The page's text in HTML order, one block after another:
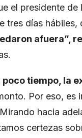
el presidente de
tres días
afuera”,
poco tiempo, la
Por eso,
hacia
certezas